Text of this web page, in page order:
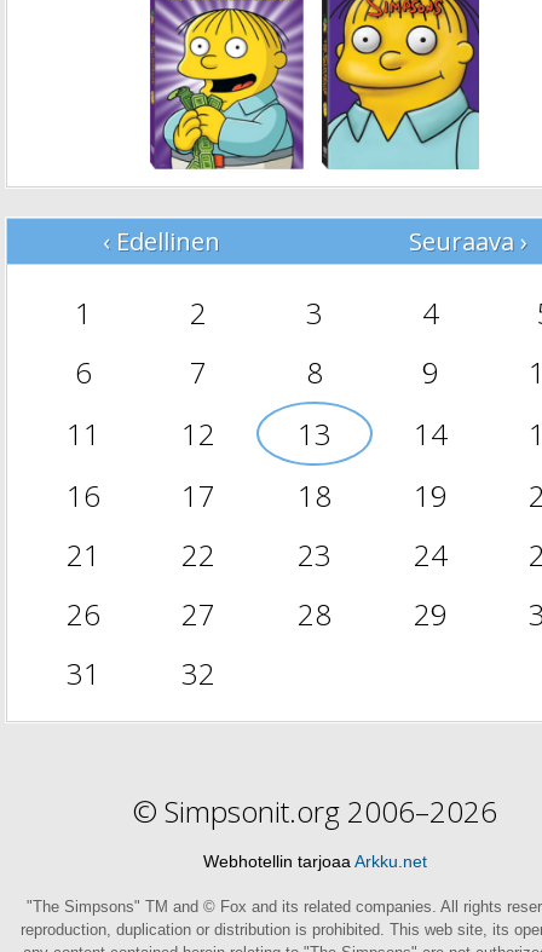
‹ Edellinen Seuraava ›
1 2 3 4
6
7 8 9
11
12 13 14
16
17 18 19
21
22 23 24
26
27 28 29
31
32
© Simpsonit.org 2006–2026
Webhotellin tarjoaa Arkku.net
"The Simpsons" TM and © Fox and its related companies. All rights
reproduction, duplication or distribution is prohibited. This web site, its